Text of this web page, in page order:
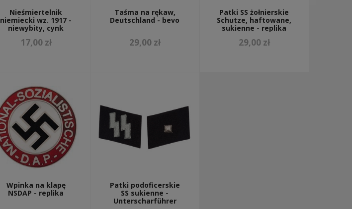
Nieśmiertelnik
niemiecki wz. 1917 -
niewybity, cynk
17,00 zł
Taśma na rękaw,
Deutschland - bevo
29,00 zł
Patki SS żołnierskie
Schutze, haftowane,
sukienne - replika
29,00 zł
Wpinka na klapę
NSDAP - replika
Patki podoficerskie
SS sukienne -
Unterscharführer